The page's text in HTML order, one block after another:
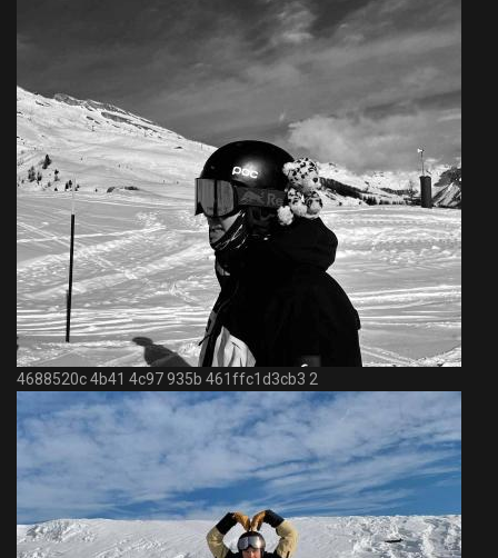
4688520c 4b41 4c97 935b 461ffc1d3cb3 2